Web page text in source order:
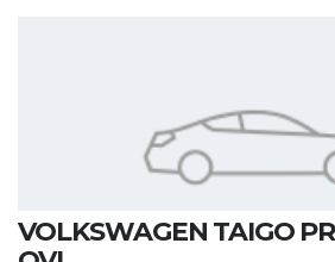
VOLKSWAGEN TAIGO